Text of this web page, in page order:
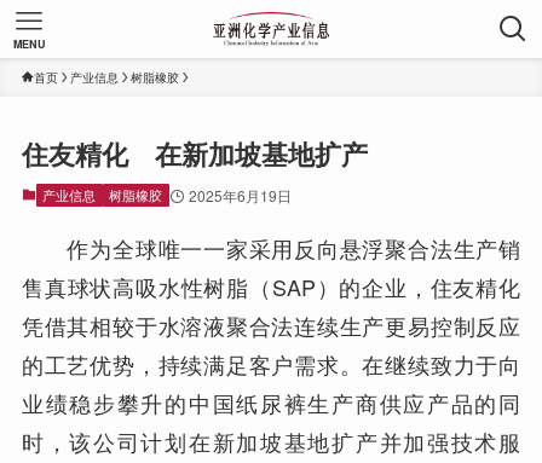
MENU
首页 产业信息 树脂橡胶
住友精化 在新加坡基地扩产
产业信息 树脂橡胶 2025年6月19日
作为全球唯一一家采用反向悬浮聚合法生产销
售真球状高吸水性树脂（SAP）的企业，住友精化
凭借其相较于水溶液聚合法连续生产更易控制反应
的工艺优势，持续满足客户需求。在继续致力于向
业绩稳步攀升的中国纸尿裤生产商供应产品的同
时，该公司计划在新加坡基地扩产并加强技术服